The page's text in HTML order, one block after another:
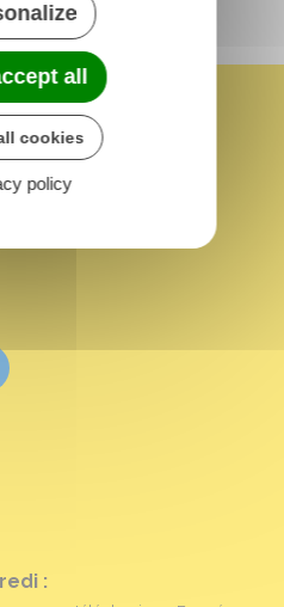
:
all
cookies
policy